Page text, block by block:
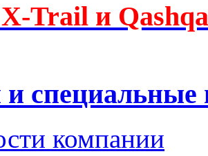
Trail и
специальные
компании